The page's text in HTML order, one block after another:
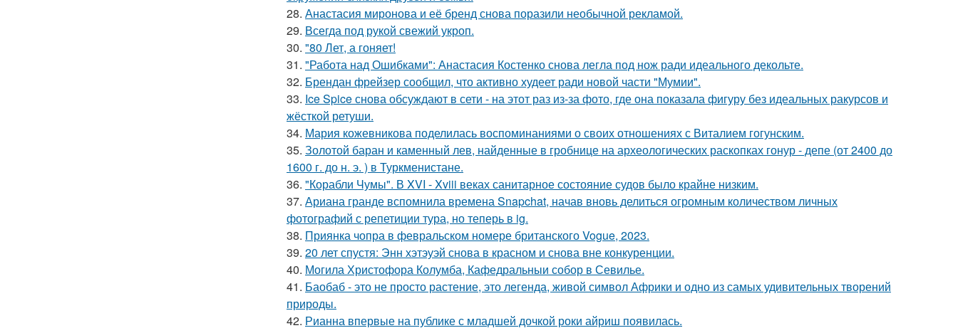
28. Анастасия миронова и её бренд снова поразили необычной рекламой.
29. Всегда под рукой свежий укроп.
30. "80 Лет, а гоняет!
31. "Работа над Ошибками": Анастасия Костенко снова легла под нож ради идеального декольте.
32. Брендан фрейзер сообщил, что активно худеет ради новой части "Мумии".
33. Ice Spice снова обсуждают в сети - на этот раз из-за фото, где она показала фигуру без идеальных ракурсов и
жёсткой ретуши.
34. Мария кожевникова поделилась воспоминаниями о своих отношениях с Виталием гогунским.
35. Золотой баран и каменный лев, найденные в гробнице на археологических раскопках гонур - депе (от 2400 до
1600 г. до н. э. ) в Туркменистане.
36. "Корабли Чумы". В XVI - Xviii веках санитарное состояние судов было крайне низким.
37. Ариана гранде вспомнила времена Snapchat, начав вновь делиться огромным количеством личных
фотографий с репетиции тура, но теперь в ig.
38. Приянка чопра в февральском номере британского Vogue, 2023.
39. 20 лет спустя: Энн хэтэуэй снова в красном и снова вне конкуренции.
40. Могила Христофора Колумба, Кафедральныи собор в Севилье.
41. Баобаб - это не просто растение, это легенда, живой символ Африки и одно из самых удивительных творений
природы.
42. Рианна впервые на публике с младшей дочкой роки айриш появилась.